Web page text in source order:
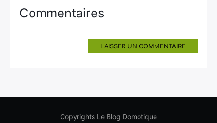
Commentaires
LAISSER UN COMMENTAIRE
Copyrights Le Blog Domotique